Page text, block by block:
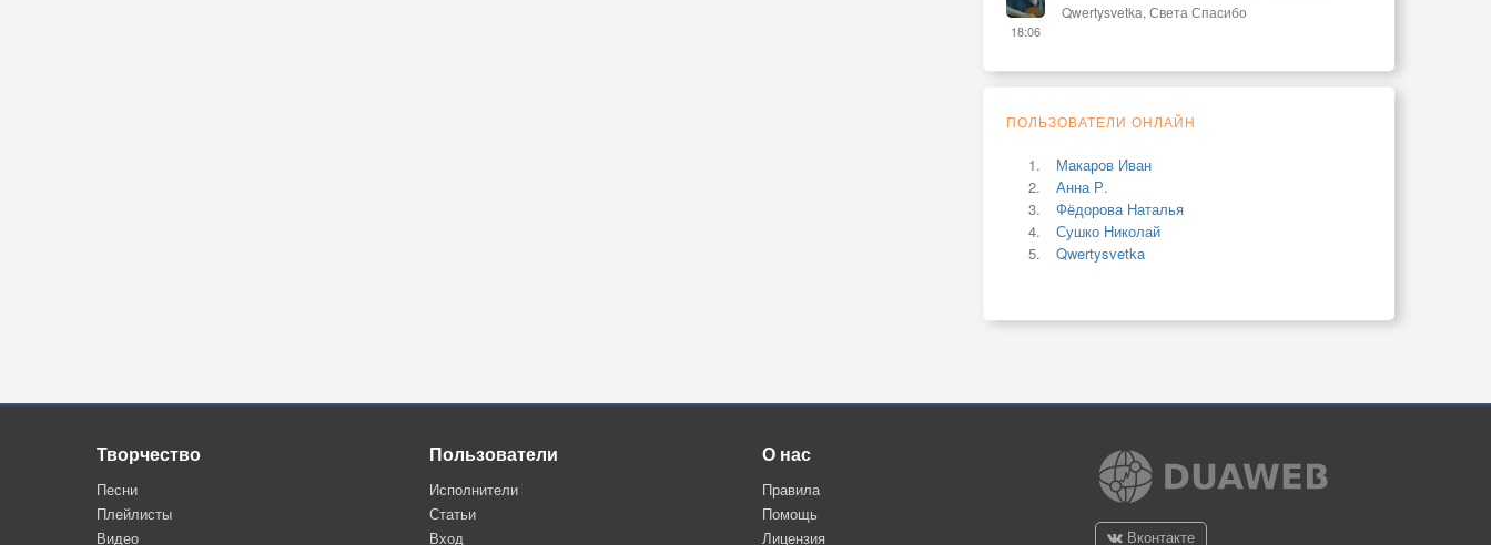
18:06
Qwertysvetka, Света Спасибо
ПОЛЬЗОВАТЕЛИ ОНЛАЙН
Макаров Иван
Анна Р.
Фёдорова Наталья
Сушко Николай
Qwertysvetka
Творчество
Песни
Плейлисты
Видео
Пользователи
Исполнители
Статьи
Вход
О нас
Правила
Помощь
Лицензия
Вконтакте